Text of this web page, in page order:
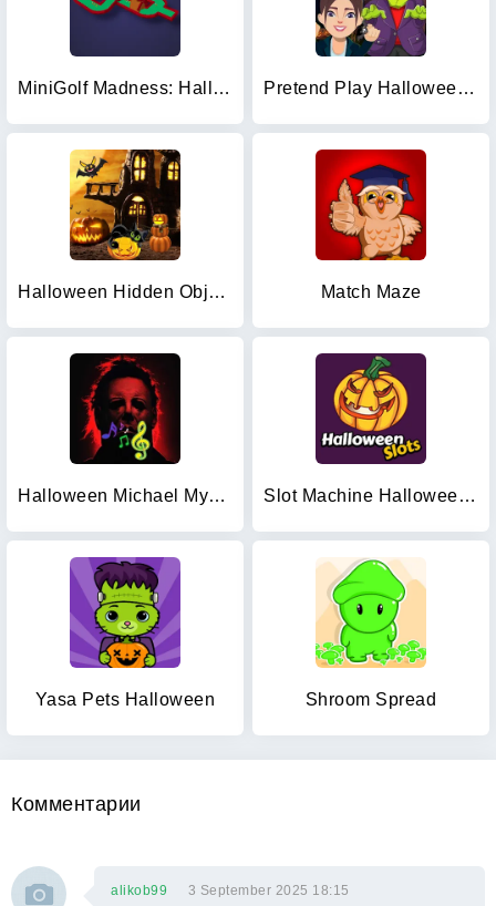
MiniGolf Madness: Halloween Pretend Play Halloween Party
Halloween Hidden Objects Match Maze
Halloween Michael Myers Themes Slot Machine Halloween Lite
Yasa Pets Halloween Shroom Spread
Комментарии
alikob99 3 September 2025 18:15